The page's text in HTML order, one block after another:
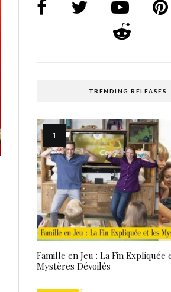
TRENDING RELEASES
Famille en Jeu : La Fin Expliquée
Mystères Dévoilés